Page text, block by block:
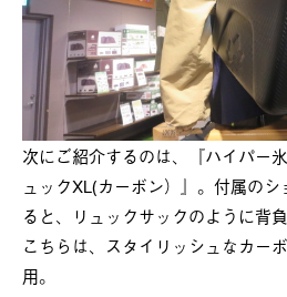
次にご紹介するのは、『ハイパー
ュックXL(カーボン）』。付属の
ると、リュックサックのように背
こちらは、スタイリッシュなカー
用。